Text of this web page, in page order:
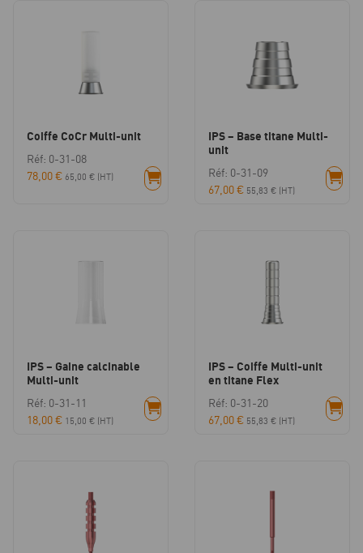
Coiffe CoCr Multi-unit
Réf: 0-31-08
78,00€ 65,00 € (HT)
IPS – Base titane Multi-
unit
Réf: 0-31-09
67,00€ 55,83 € (HT)
IPS – Gaine calcinable
Multi-unit
Réf: 0-31-11
18,00€ 15,00 € (HT)
IPS – Coiffe Multi-unit
en titane Flex
Réf: 0-31-20
67,00€ 55,83 € (HT)